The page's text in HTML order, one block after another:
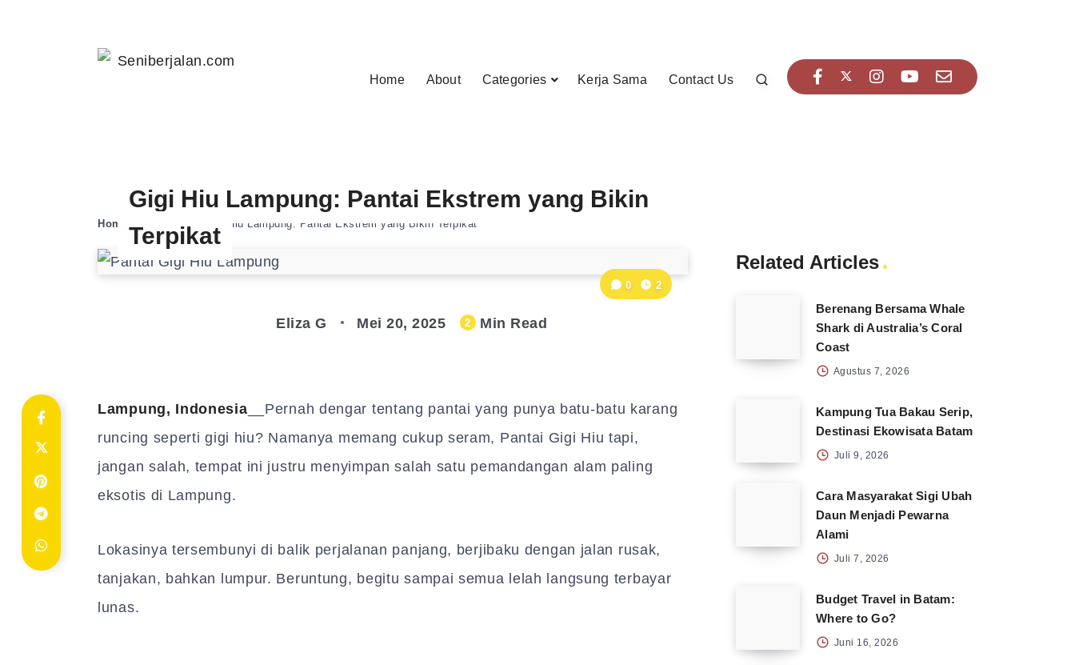
Home About Categories Kerja Sama Contact Us
Home Gigi Hiu Lampung: Pantai Ekstrem yang Bikin Terpikat
Gigi Hiu Lampung: Pantai Ekstrem yang Bikin
Terpikat
0 2
Eliza G Mei 20, 2025 2 Min Read
Lampung, Indonesia __Pernah dengar tentang pantai yang punya batu-batu karang
runcing seperti gigi hiu? Namanya memang cukup seram, Pantai Gigi Hiu tapi,
jangan salah, tempat ini justru menyimpan salah satu pemandangan alam paling
eksotis di Lampung.
Lokasinya tersembunyi di balik perjalanan panjang, berjibaku dengan jalan rusak,
tanjakan, bahkan lumpur. Beruntung, begitu sampai semua lelah langsung terbayar
lunas.
Related Articles
Berenang Bersama Whale
Shark di Australia’s Coral
Coast
Agustus 7, 2026
Kampung Tua Bakau Serip,
Destinasi Ekowisata Batam
Juli 9, 2026
Cara Masyarakat Sigi Ubah
Daun Menjadi Pewarna
Alami
Juli 7, 2026
Budget Travel in Batam:
Where to Go?
Juni 16, 2026